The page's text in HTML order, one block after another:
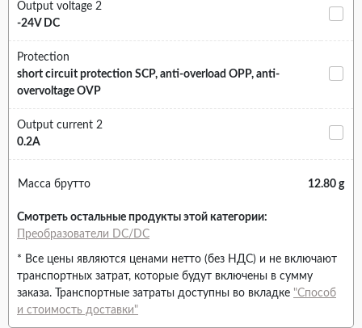
Output voltage 2
-24V DC
Protection
short circuit protection SCP, anti-overload OPP, anti-
overvoltage OVP
Output current 2
0.2A
Масса брутто 12.80 g
Смотреть остальные продукты этой категории:
Преобразователи DC/DC
* Все цены являются ценами нетто (без НДС) и не включают
транспортных затрат, которые будут включены в сумму
заказа. Транспортные затраты доступны во вкладке "Способ
и стоимость доставки"